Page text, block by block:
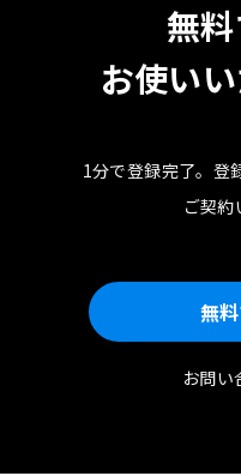
無
お使いい
1分で登録完了。 登
ご契約
無
お問い